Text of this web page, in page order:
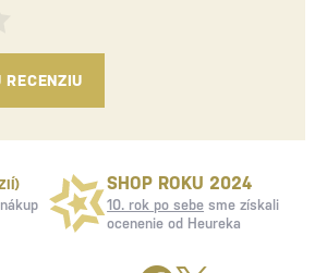
SHOP ROKU 2024
10. rok po sebe sme získali
ocenenie od Heureka